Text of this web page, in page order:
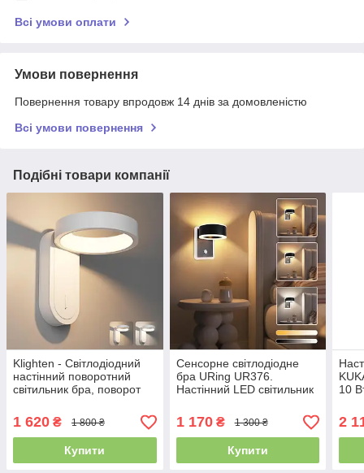
Всі умови оплати
Умови повернення
Повернення товару впродовж 14 днів за домовленістю
Всі умови повернення
Подібні товари компанії
Klighten - Світлодіодний
настінний поворотний
світильник бра, поворот
освітлення для вітальні,
спальні 5 Вт
1 620 ₴ 1 800 ₴
Купити
Сенсорне світлодіодне
бра URing UR376.
Настінний LED світильник
яскравості
1 170₴ 1 300 ₴
Купити
10
2